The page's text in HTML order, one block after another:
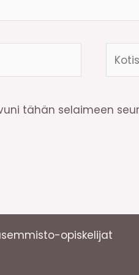
osoite
tähän selaimeen
opiskelijat